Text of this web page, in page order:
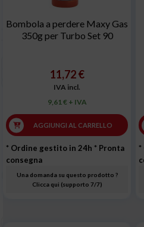
Bombola a perdere Maxy Gas
350g per Turbo Set 90
11,72 €
IVA incl.
9,61 € + IVA
AGGIUNGI AL CARRELLO
* Ordine gestito in 24h * Pronta
consegna
Una domanda su questo prodotto ?
Clicca qui (supporto 7/7)
*